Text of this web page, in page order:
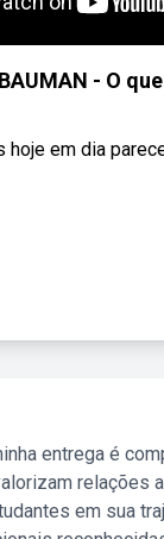
- O
hoje em dia
entrega é
relações
em sua